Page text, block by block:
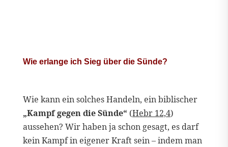
Wie erlange ich Sieg über die Sünde?
Wie kann ein solches Handeln, ein biblischer
„Kampf gegen die Sünde“ (Hebr 12,4)
aussehen? Wir haben ja schon gesagt, es darf
kein Kampf in eigener Kraft sein – indem man